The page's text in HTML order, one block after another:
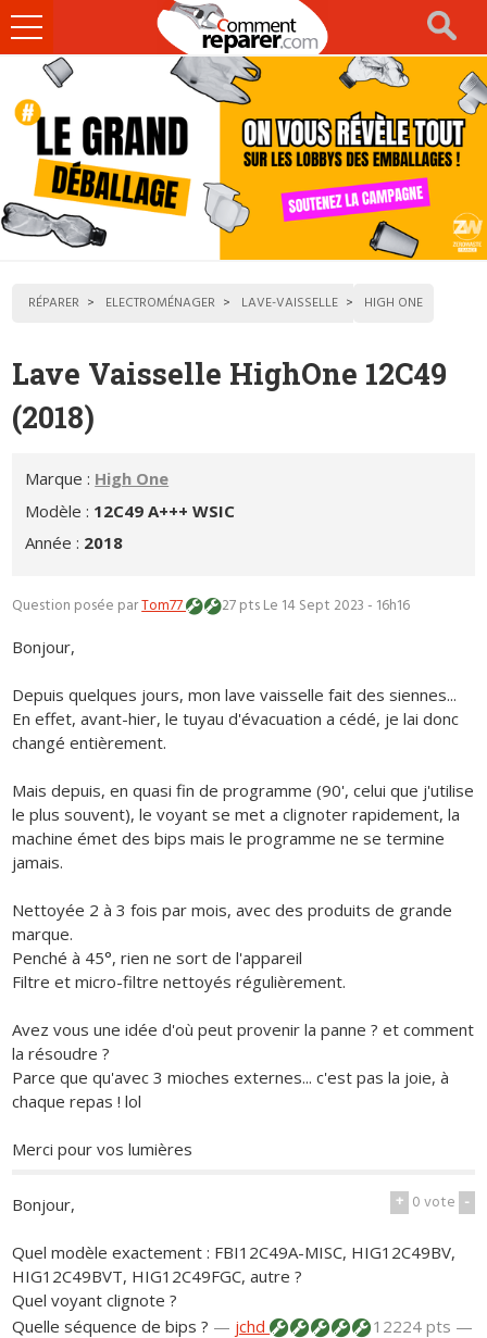
Ouvrir
le
menu
RÉPARER ELECTROMÉNAGER LAVE-VAISSELLE HIGH ONE
Lave Vaisselle HighOne 12C49
(2018)
Marque : High One
Modèle : 12C49 A+++ WSIC
Année : 2018
Question posée parTom77 27 ptsLe 14 Sept 2023 - 16h16
Bonjour,
Depuis quelques jours, mon lave vaisselle fait des siennes...
En effet, avant-hier, le tuyau d'évacuation a cédé, je lai donc
changé entièrement.
Mais depuis, en quasi fin de programme (90', celui que j'utilise
le plus souvent), le voyant se met a clignoter rapidement, la
machine émet des bips mais le programme ne se termine
jamais.
Nettoyée 2 à 3 fois par mois, avec des produits de grande
marque.
Penché à 45°, rien ne sort de l'appareil
Filtre et micro-filtre nettoyés régulièrement.
Avez vous une idée d'où peut provenir la panne ? et comment
la résoudre ?
Parce que qu'avec 3 mioches externes... c'est pas la joie, à
chaque repas ! lol
Merci pour vos lumières
+ 0vote -
Bonjour,
Quel modèle exactement : FBI12C49A-MISC, HIG12C49BV,
HIG12C49BVT, HIG12C49FGC, autre ?
Quel voyant clignote ?
Quelle séquence de bips ? — jchd
12224 pts —